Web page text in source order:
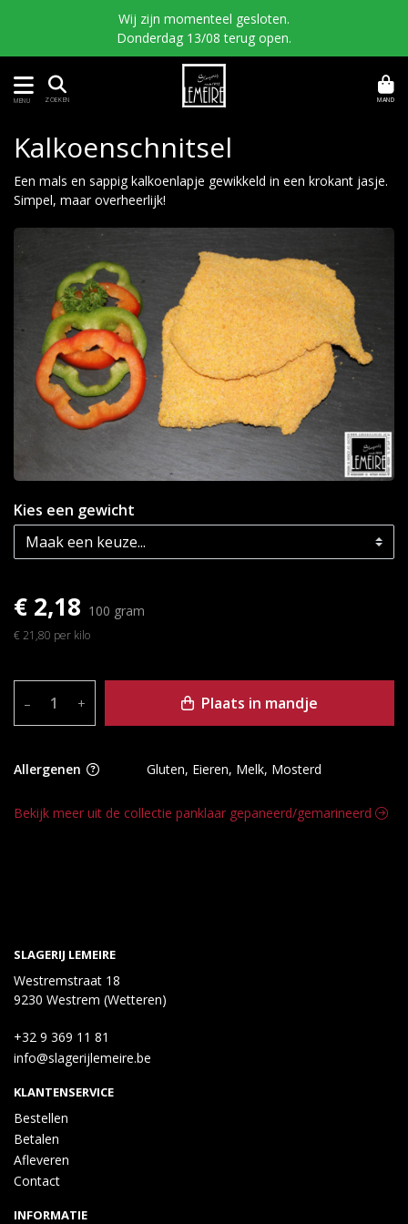
Wij zijn momenteel gesloten.
Donderdag 13/08 terug open.
MENU ZOEKEN MAND
Kalkoenschnitsel
Een mals en sappig kalkoenlapje gewikkeld in een krokant jasje.
Simpel, maar overheerlijk!
Kies een gewicht
€ 2,18 100 gram
€ 21,80 per kilo
– + Plaats in mandje
Allergenen Gluten, Eieren, Melk, Mosterd
Bekijk meer uit de collectie panklaar gepaneerd/gemarineerd
SLAGERIJ LEMEIRE
Westremstraat 18
9230 Westrem (Wetteren)
+32 9 369 11 81
info@slagerijlemeire.be
KLANTENSERVICE
Bestellen
Betalen
Afleveren
Contact
INFORMATIE